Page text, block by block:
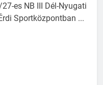
es NB III Dél-Nyugati
Sportközpontban ...